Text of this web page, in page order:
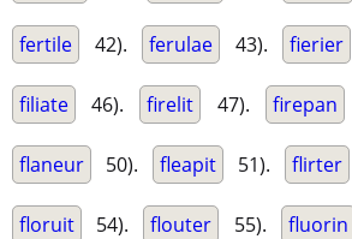
fertile 42). ferulae 43). fierier
filiate 46). firelit 47). firepan
flaneur 50). fleapit 51). flirter
floruit 54). flouter 55). fluorin